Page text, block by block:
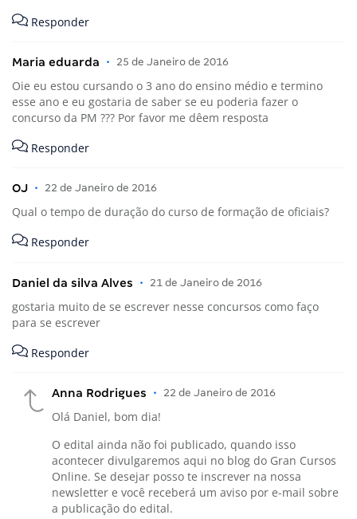
Responder
Maria eduarda • 25 de Janeiro de 2016
Oie eu estou cursando o 3 ano do ensino médio e termino
esse ano e eu gostaria de saber se eu poderia fazer o
concurso da PM ??? Por favor me dêem resposta
Responder
OJ • 22 de Janeiro de 2016
Qual o tempo de duração do curso de formação de oficiais?
Responder
Daniel da silva Alves • 21 de Janeiro de 2016
gostaria muito de se escrever nesse concursos como faço
para se escrever
Responder
Anna Rodrigues • 22 de Janeiro de 2016
Olá Daniel, bom dia!
O edital ainda não foi publicado, quando isso
acontecer divulgaremos aqui no blog do Gran Cursos
Online. Se desejar posso te inscrever na nossa
newsletter e você receberá um aviso por e-mail sobre
a publicação do edital.